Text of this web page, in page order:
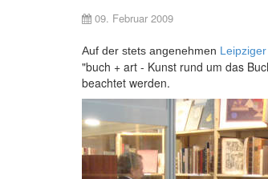
09. Februar 2009
Auf der stets angenehmen
"buch + art - Kunst rund um das
beachtet werden.